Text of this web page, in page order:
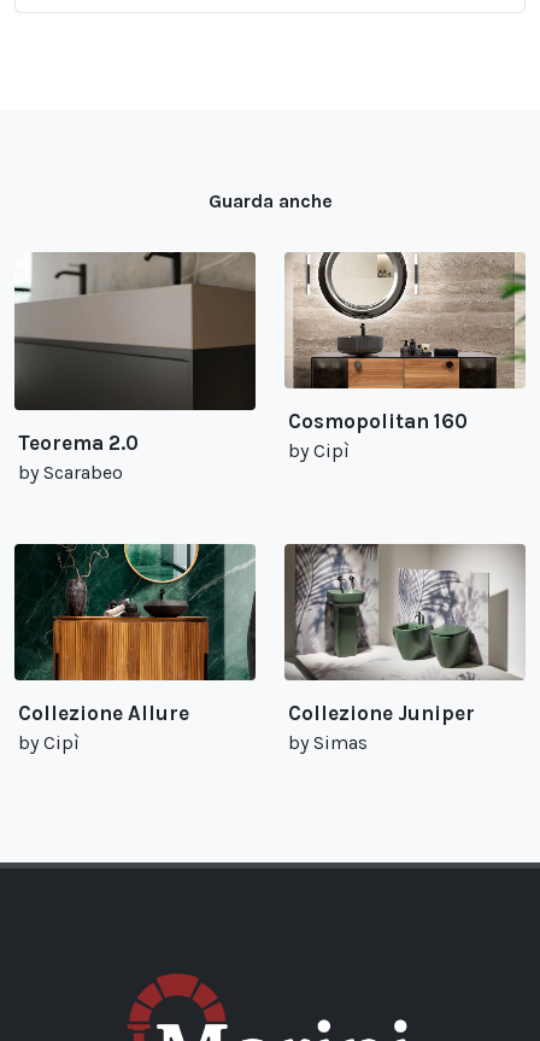
Guarda anche
Teorema 2.0
by Scarabeo
Cosmopolitan 160
by Cipì
Collezione Allure
by Cipì
Collezione Juniper
by Simas